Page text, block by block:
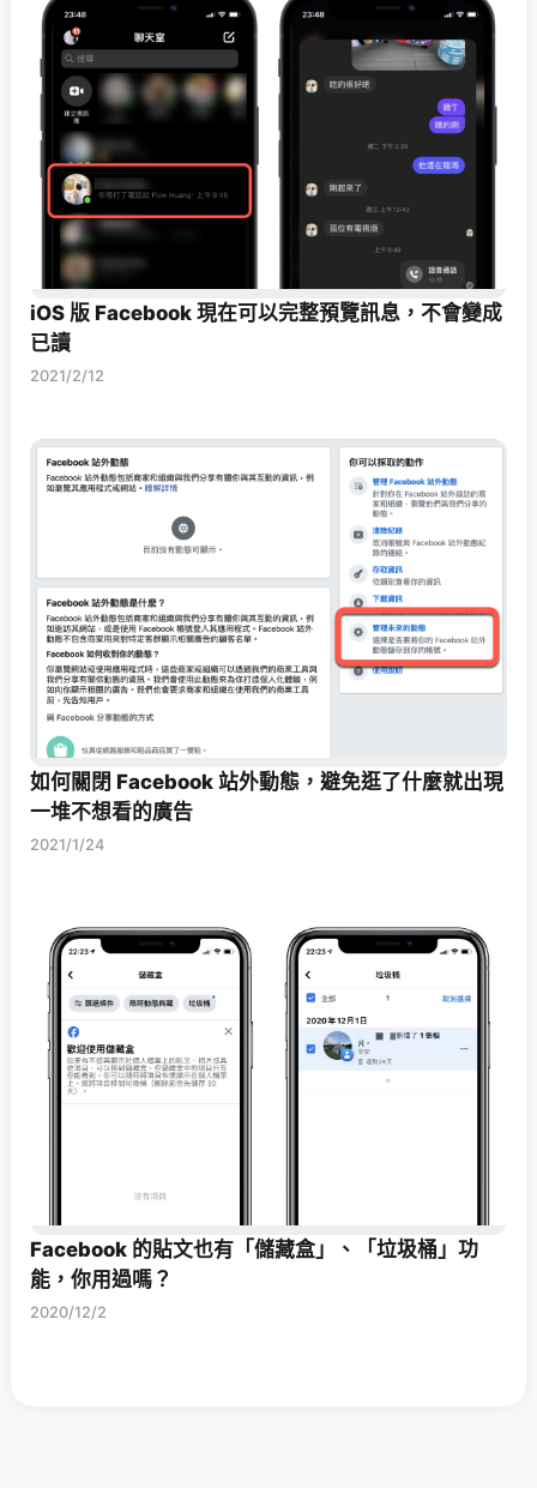
iOS 版 Facebook 現在可以完整預覽訊息，不會變成
已讀
2021/2/12
如何關閉 Facebook 站外動態，避免逛了什麼就出現
一堆不想看的廣告
2021/1/24
Facebook 的貼文也有「儲藏盒」、「垃圾桶」功
能，你用過嗎？
2020/12/2